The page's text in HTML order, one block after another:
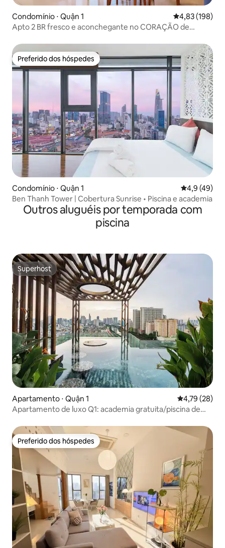
Condomínio ⋅ Quận 1 4,83 de uma
4,83 (198)
Apto 2 BR fresco e aconchegante no CORAÇÃO de
Preferido dos hóspedes
Preferido dos hóspedes
Condomínio ⋅ Quận 1 4,9 de uma
4,9 (49)
Ben Thanh Tower | Cobertura Sunrise • Piscina e academia
Outros aluguéis por temporada com
piscina
Superhost
Superhost
Apartamento ⋅ Quận 1 4,79 de uma
4,79 (28)
Apartamento de luxo Q1: academia gratuita/piscina de
Preferido dos hóspedes
Preferido dos hóspedes